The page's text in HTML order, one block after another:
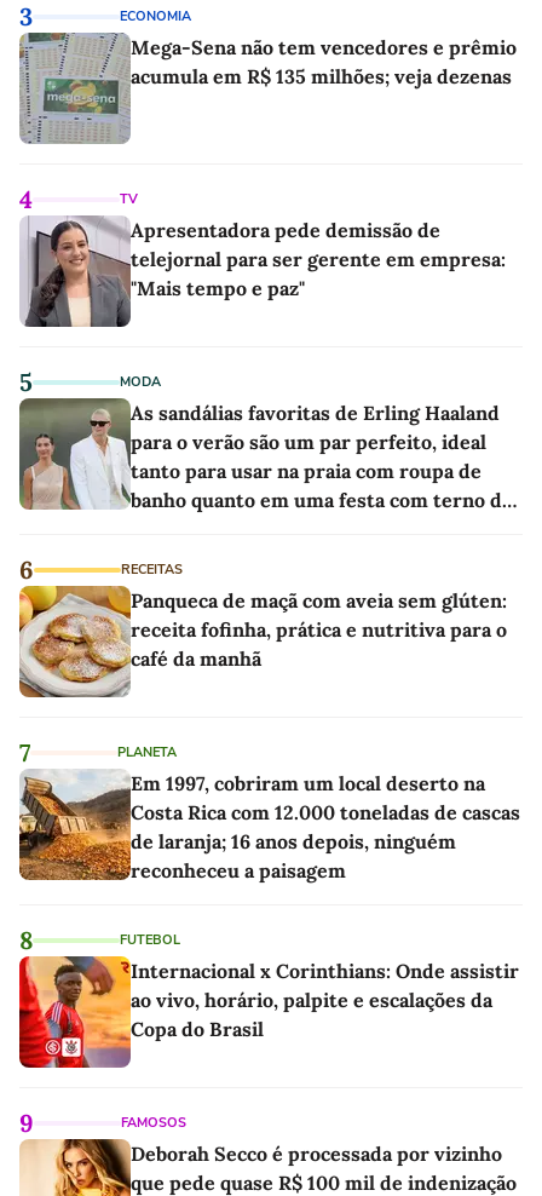
3 ECONOMIA
Mega-Sena não tem vencedores e prêmio
acumula em R$ 135 milhões; veja dezenas
4 TV
Apresentadora pede demissão de
telejornal para ser gerente em empresa:
"Mais tempo e paz"
5 MODA
As sandálias favoritas de Erling Haaland
para o verão são um par perfeito, ideal
tanto para usar na praia com roupa de
banho quanto em uma festa com terno de
6 RECEITAS
Panqueca de maçã com aveia sem glúten:
receita fofinha, prática e nutritiva para o
café da manhã
7 PLANETA
Em 1997, cobriram um local deserto na
Costa Rica com 12.000 toneladas de cascas
de laranja; 16 anos depois, ninguém
reconheceu a paisagem
8 FUTEBOL
Internacional x Corinthians: Onde assistir
ao vivo, horário, palpite e escalações da
Copa do Brasil
9 FAMOSOS
Deborah Secco é processada por vizinho
que pede quase R$ 100 mil de indenização